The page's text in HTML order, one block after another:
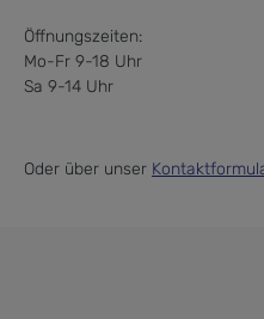
Öffnungszeiten:
Mo-Fr 9-18 Uhr
Sa 9-14 Uhr
Oder über unser